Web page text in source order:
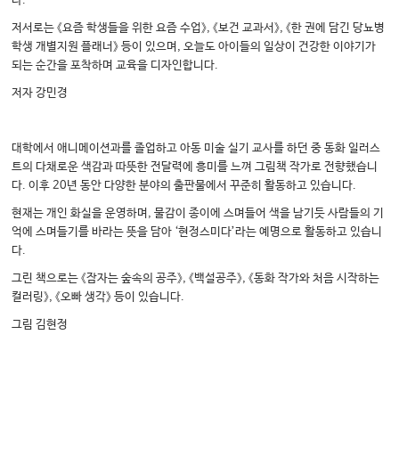
저서로는 《요즘 학생들을 위한 요즘 수업》, 《보건 교과서》, 《한 권에 담긴 당뇨병
학생 개별지원 플래너》 등이 있으며, 오늘도 아이들의 일상이 건강한 이야기가
되는 순간을 포착하며 교육을 디자인합니다.
저자 강민경
대학에서 애니메이션과를 졸업하고 아동 미술 실기 교사를 하던 중 동화 일러스
트의 다채로운 색감과 따뜻한 전달력에 흥미를 느껴 그림책 작가로 전향했습니
다. 이후 20년 동안 다양한 분야의 출판물에서 꾸준히 활동하고 있습니다.
현재는 개인 화실을 운영하며, 물감이 종이에 스며들어 색을 남기듯 사람들의 기
억에 스며들기를 바라는 뜻을 담아 ‘현정스미다’라는 예명으로 활동하고 있습니
다.
그린 책으로는 《잠자는 숲속의 공주》, 《백설공주》, 《동화 작가와 처음 시작하는
컬러링》, 《오빠 생각》 등이 있습니다.
그림 김현정